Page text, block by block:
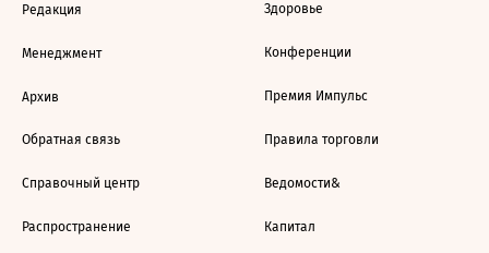
Редакция
Менеджмент
Архив
Обратная связь
Справочный центр
Распространение
Здоровье
Конференции
Премия Импульс
Правила торговли
Ведомости&
Капитал